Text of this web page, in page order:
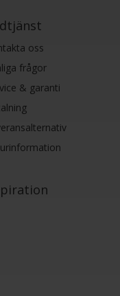
oss
frågor
& garanti